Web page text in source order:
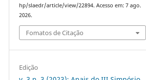
hp/slaedr/article/view/22894. Acesso em: 7 ago.
2026.
Fomatos de Citação
Edição